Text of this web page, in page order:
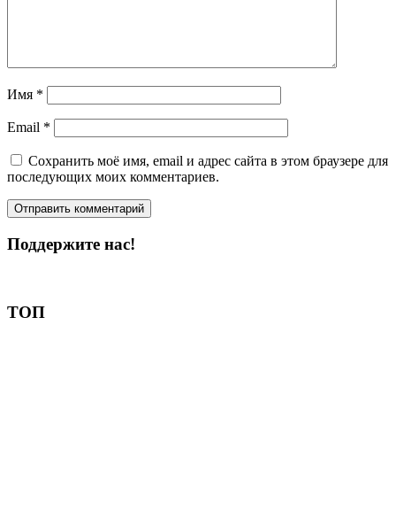
Имя *
Email *
Сохранить моё имя, email и адрес сайта в этом браузере для
последующих моих комментариев.
Поддержите нас!
ТОП